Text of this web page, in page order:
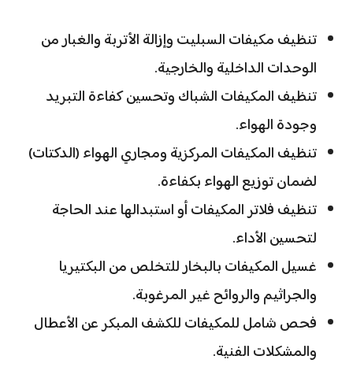
تنظيف مكيفات السبليت وإزالة الأتربة والغبار من
الوحدات الداخلية والخارجية.
تنظيف المكيفات الشباك وتحسين كفاءة التبريد
وجودة الهواء.
تنظيف المكيفات المركزية ومجاري الهواء (الدكتات)
لضمان توزيع الهواء بكفاءة.
تنظيف فلاتر المكيفات أو استبدالها عند الحاجة
لتحسين الأداء.
غسيل المكيفات بالبخار للتخلص من البكتيريا
والجراثيم والروائح غير المرغوبة.
فحص شامل للمكيفات للكشف المبكر عن الأعطال
والمشكلات الفنية.